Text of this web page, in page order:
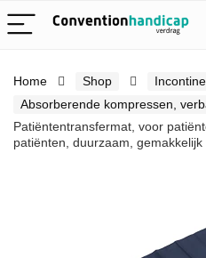
Home Shop
Absorberende kompressen,
Patiëntentransfermat, voor
patiënten, duurzaam,